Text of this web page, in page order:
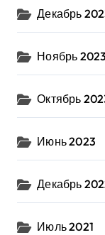
Декабрь
Ноябрь 2023
Октябрь
Июнь 2023
Декабрь
Июль 2021